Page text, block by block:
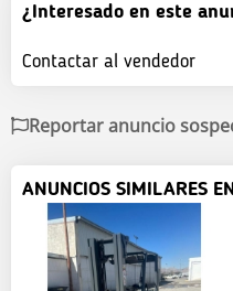
¿Interesado en este
Contactar al vendedor
Reportar anuncio
ANUNCIOS SIMILARES